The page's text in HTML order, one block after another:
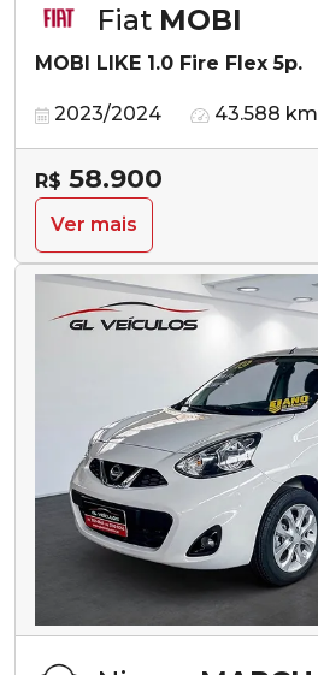
Fiat MOBI
MOBI LIKE 1.0 Fire Flex 5p.
2023/2024 43.588 km
R$ 58.900
Ver mais